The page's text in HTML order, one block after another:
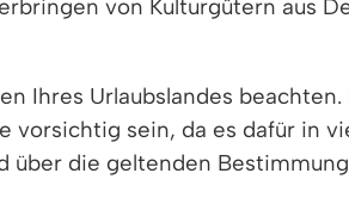
von Kulturgütern aus
Ihres Urlaubslandes beachten.
vorsichtig sein, da es dafür in
über die geltenden